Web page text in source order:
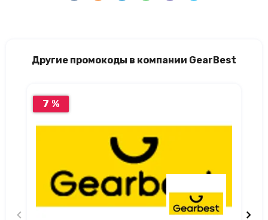
Другие промокоды в компании GearBest
7 %